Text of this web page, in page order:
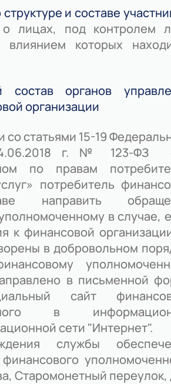
и составе
лицах, под контролем
влиянием которых
состав органов
организации
со статьями 15-19
г. № 123-ФЗ
по правам
потребитель
направить
в случае,
к финансовой
в добровольном
в письменной
сайт
в
сети "Интернет".
службы
Старомонетный